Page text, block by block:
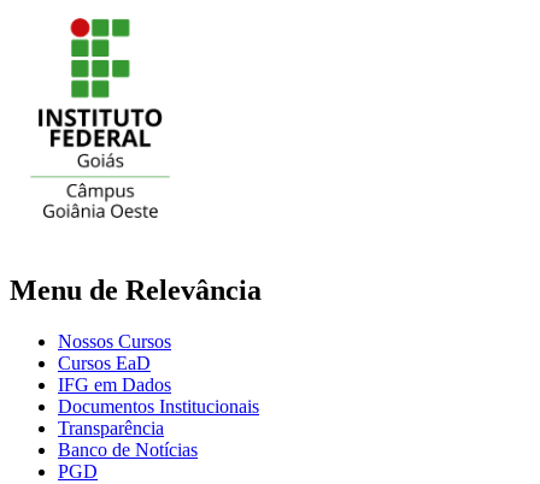
Menu de Relevância
Nossos Cursos
Cursos EaD
IFG em Dados
Documentos Institucionais
Transparência
Banco de Notícias
PGD